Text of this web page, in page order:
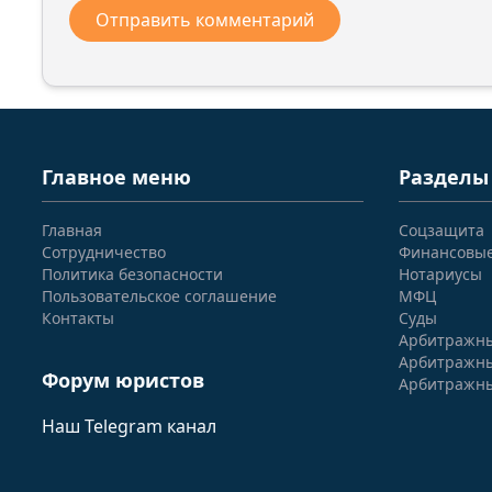
Главное меню
Главная
Сотрудничество
Политика безопасности
Пользовательское соглашение
Контакты
Форум юристов
Наш Telegram канал
Разделы
Соцзащита
Нотариусы
МФЦ
Суды